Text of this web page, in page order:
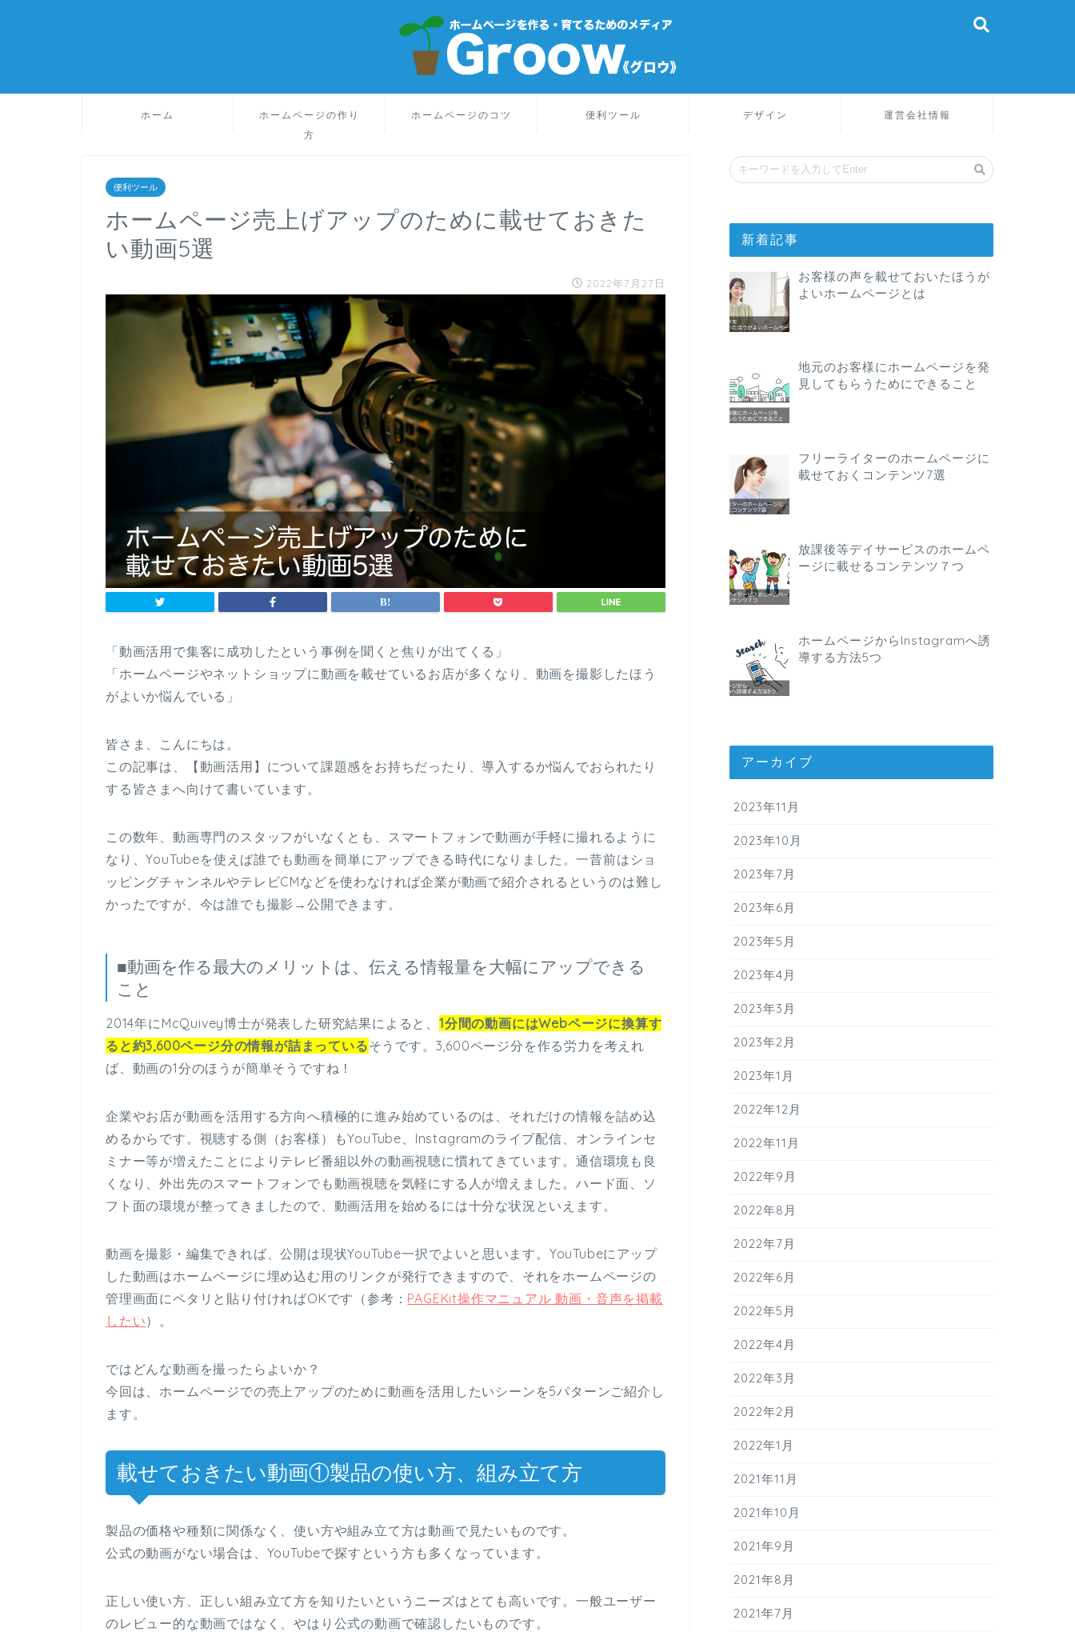
ホーム
ホームページの作り
方
ホームページのコツ 便利ツール デザイン 運営会社情報
便利ツール
ホームページ売上げアップのために載せておきた
い動画5選
2022年7月27日
「動画活用で集客に成功したという事例を聞くと焦りが出てくる」
「ホームページやネットショップに動画を載せているお店が多くなり、動画を撮影したほう
がよいか悩んでいる」
皆さま、こんにちは。
この記事は、【動画活用】について課題感をお持ちだったり、導入するか悩んでおられたり
する皆さまへ向けて書いています。
この数年、動画専門のスタッフがいなくとも、スマートフォンで動画が手軽に撮れるように
なり、YouTubeを使えば誰でも動画を簡単にアップできる時代になりました。一昔前はショ
ッピングチャンネルやテレビCMなどを使わなければ企業が動画で紹介されるというのは難し
かったですが、今は誰でも撮影→公開できます。
■動画を作る最大のメリットは、伝える情報量を大幅にアップできる
こと
2014年にMcQuivey博士が発表した研究結果によると、 1分間の動画にはWebページに換算す
ると約3,600ページ分の情報が詰まっているそうです。3,600ページ分を作る労力を考えれ
ば、動画の1分のほうが簡単そうですね！
企業やお店が動画を活用する方向へ積極的に進み始めているのは、それだけの情報を詰め込
めるからです。視聴する側（お客様）もYouTube、Instagramのライブ配信、オンラインセ
ミナー等が増えたことによりテレビ番組以外の動画視聴に慣れてきています。通信環境も良
くなり、外出先のスマートフォンでも動画視聴を気軽にする人が増えました。ハード面、ソ
フト面の環境が整ってきましたので、動画活用を始めるには十分な状況といえます。
動画を撮影・編集できれば、公開は現状YouTube一択でよいと思います。YouTubeにアップ
した動画はホームページに埋め込む用のリンクが発行できますので、それをホームページの
管理画面にペタリと貼り付ければOKです（参考： PAGEKit​​操作マニュアル 動画・音声を掲載
したい）。
ではどんな動画を撮ったらよいか？
今回は、ホームページでの売上アップのために動画を活用したいシーンを5パターンご紹介し
ます。
載せておきたい動画①製品の使い方、組み立て方
製品の価格や種類に関係なく、使い方や組み立て方は動画で見たいものです。
公式の動画がない場合は、YouTubeで探すという方も多くなっています。
正しい使い方、正しい組み立て方を知りたいというニーズはとても高いです。一般ユーザー
のレビュー的な動画ではなく、やはり公式の動画で確認したいものです。
新着記事
お客様の声を載せておいたほうが
よいホームページとは
地元のお客様にホームページを発
見してもらうためにできること
フリーライターのホームページに
載せておくコンテンツ7選
放課後等デイサービスのホームペ
ージに載せるコンテンツ７つ
ホームページからInstagramへ誘
導する方法5つ
アーカイブ
2023年11月
2023年10月
2023年7月
2023年6月
2023年5月
2023年4月
2023年3月
2023年2月
2023年1月
2022年12月
2022年11月
2022年9月
2022年8月
2022年7月
2022年6月
2022年5月
2022年4月
2022年3月
2022年2月
2022年1月
2021年11月
2021年10月
2021年9月
2021年8月
2021年7月